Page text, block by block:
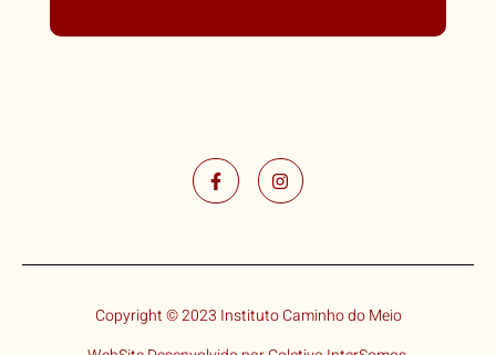
Copyright © 2023 Instituto Caminho do Meio